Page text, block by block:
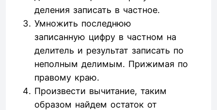
деления записать в частное.
Умножить последнюю
записанную цифру в частном на
делитель и результат записать по
неполным делимым. Прижимая по
правому краю.
Произвести вычитание, таким
образом найдем остаток от